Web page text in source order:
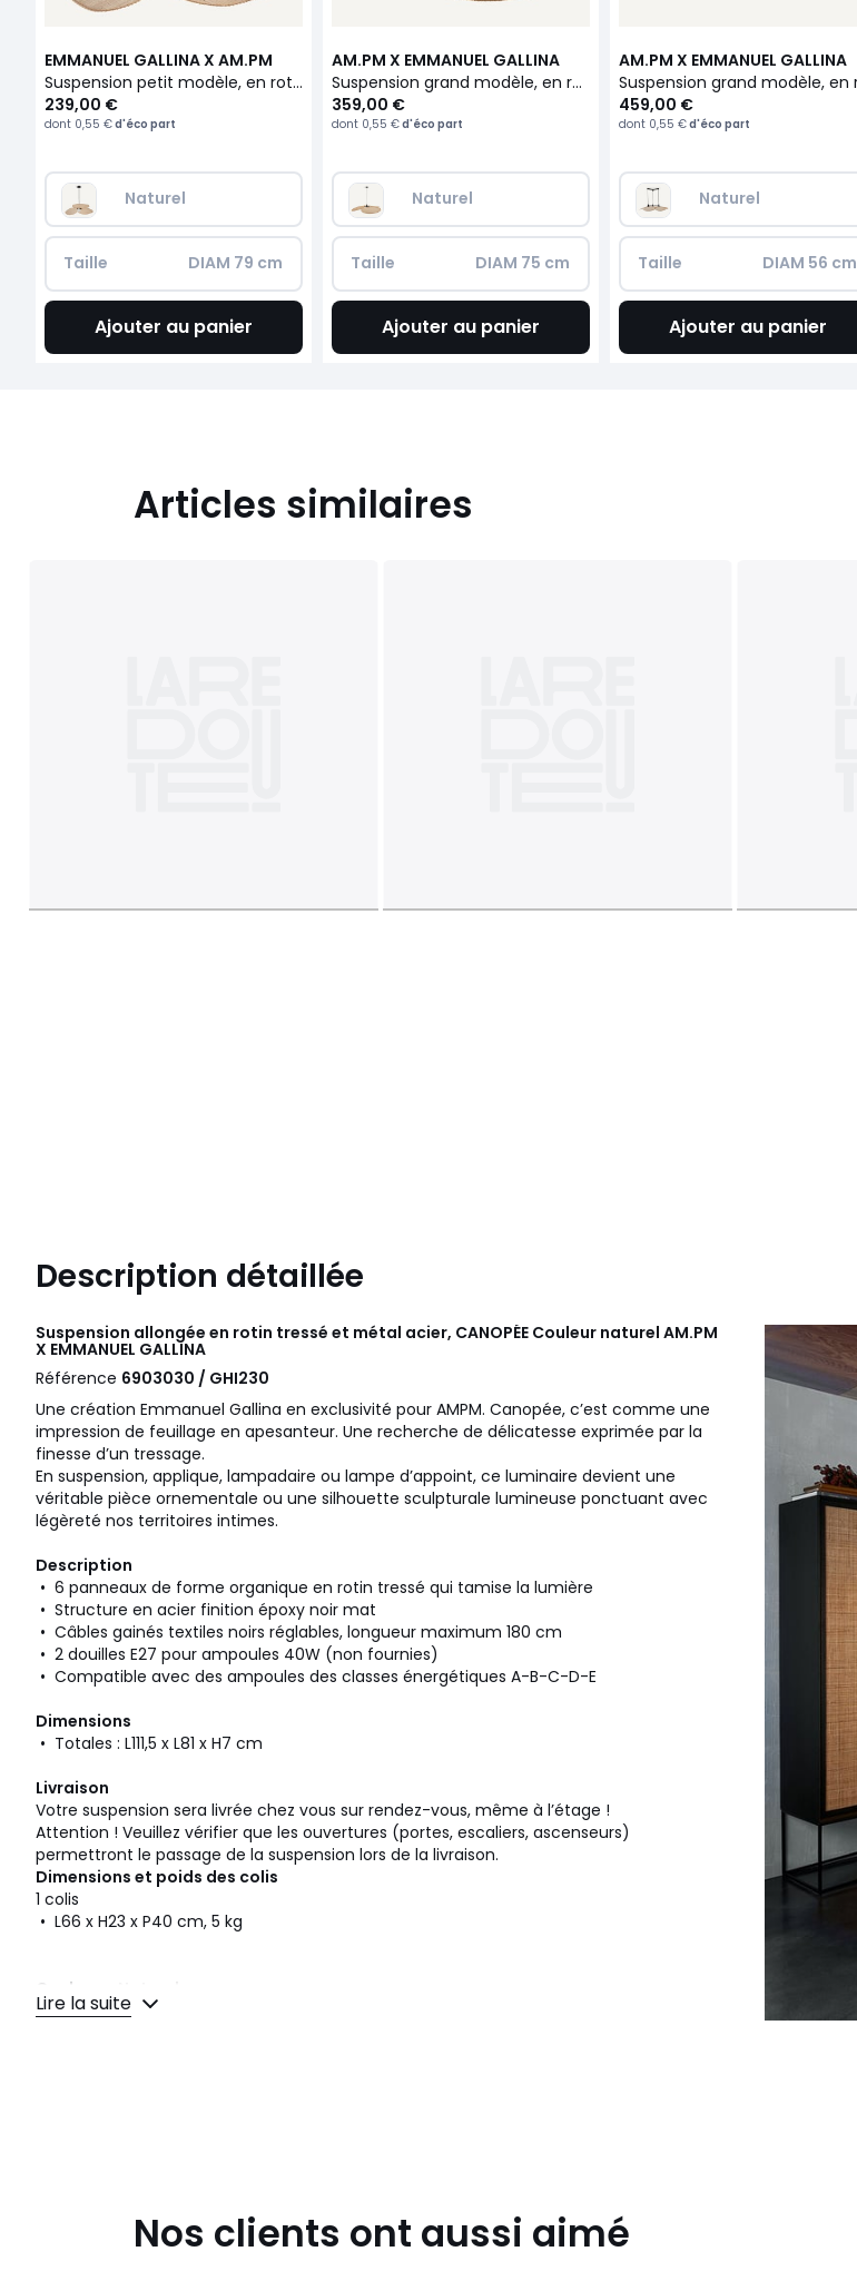
EMMANUEL GALLINA X AM.PM
Suspension petit modèle, en rotin tressé, CANOPÉE
239,00 €
dont 0,55 €d'éco part
Naturel
Taille DIAM 79 cm
Ajouter au panier
AM.PM X EMMANUEL GALLINA
Suspension grand modèle, en rotin tressé, CANOPÉE
359,00 €
dont 0,55 €d'éco part
Naturel
Taille DIAM 75 cm
Ajouter au panier
AM.PM X EMMANUEL GALLINA
459,00 €
dont 0,55 €d'éco part
Naturel
Taille DIAM 56 cm
Ajouter au panier
Articles similaires
Description détaillée
Suspension allongée en rotin tressé et métal acier, CANOPÉE Couleur naturel AM.PM
X EMMANUEL GALLINA
Référence 6903030 / GHI230
Une création Emmanuel Gallina en exclusivité pour AMPM. Canopée, c’est comme une
impression de feuillage en apesanteur. Une recherche de délicatesse exprimée par la
finesse d’un tressage.
En suspension, applique, lampadaire ou lampe d’appoint, ce luminaire devient une
véritable pièce ornementale ou une silhouette sculpturale lumineuse ponctuant avec
légèreté nos territoires intimes.
Description
• 6 panneaux de forme organique en rotin tressé qui tamise la lumière
• Structure en acier finition époxy noir mat
• Câbles gainés textiles noirs réglables, longueur maximum 180 cm
• 2 douilles E27 pour ampoules 40W (non fournies)
• Compatible avec des ampoules des classes énergétiques A-B-C-D-E
Dimensions
• Totales : L111,5 x L81 x H7 cm
Livraison
Votre suspension sera livrée chez vous sur rendez-vous, même à l’étage !
Attention ! Veuillez vérifier que les ouvertures (portes, escaliers, ascenseurs)
permettront le passage de la suspension lors de la livraison.
Dimensions et poids des colis
1 colis
• L66 x H23 x P40 cm, 5 kg
Couleurs
Tailles DIAM 81 cm
Lire la suite
Nos clients ont aussi aimé